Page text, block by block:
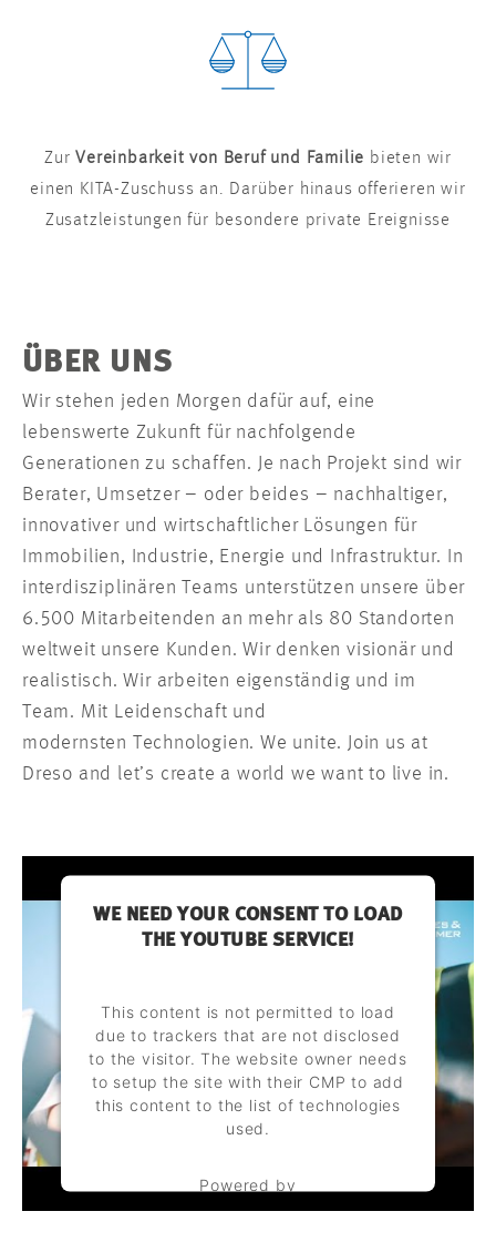
ZurVereinbarkeit von Beruf und Familie bieten wir
einen KITA-Zuschuss an. Darüber hinaus offerieren wir
Zusatzleistungen für besondere private Ereignisse
ÜBER UNS
Wir stehen jeden Morgen dafür auf, eine
lebenswerte Zukunft für nachfolgende
Generationen zu schaffen. Je nach Projekt sind wir
Berater, Umsetzer – oder beides – nachhaltiger,
innovativer und wirtschaftlicher Lösungen für
Immobilien, Industrie, Energie und Infrastruktur. In
interdisziplinären Teams unterstützen unsere über
6.500 Mitarbeitenden an mehr als 80 Standorten
weltweit unsere Kunden. Wir denken visionär und
realistisch. Wir arbeiten eigenständig und im
Team. Mit Leidenschaft und
modernsten Technologien. We unite. Join us at
Dreso and let’s create a world we want to live in.
WE NEED YOUR CONSENT TO LOAD
THE YOUTUBE SERVICE!
This content is not permitted to load
due to trackers that are not disclosed
to the visitor. The website owner needs
to setup the site with their CMP to add
this content to the list of technologies
used.
Powered by
Usercentrics Consent Management